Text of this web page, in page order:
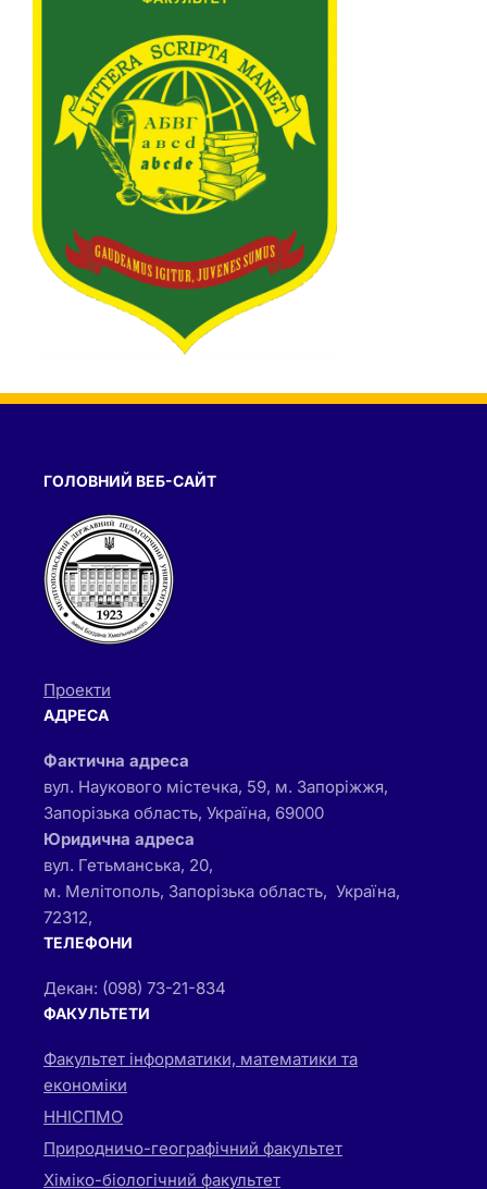
ГОЛОВНИЙ ВЕБ-САЙТ
Проекти
АДРЕСА
Фактична адреса
вул. Наукового містечка, 59, м. Запоріжжя,
Запорізька область, Україна, 69000
Юридична адреса
вул. Гетьманська, 20,
м. Мелітополь, Запорізька область, Україна,
72312,
ТЕЛЕФОНИ
Декан: (098) 73-21-834
ФАКУЛЬТЕТИ
Факультет інформатики, математики та
економіки
ННІСПМО
Природничо-географічний факультет
Хіміко-біологічний факультет